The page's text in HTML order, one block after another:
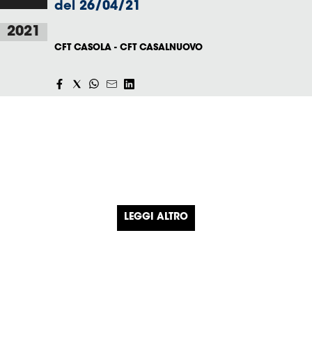
2021
del 26/04/21
CFT CASOLA - CFT CASALNUOVO
LEGGI ALTRO